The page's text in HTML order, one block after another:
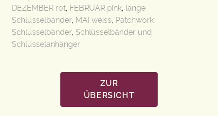
DEZEMBER rot, FEBRUAR pink, lange
Schlüsselbänder, MAI weiss, Patchwork
Schlüsselbänder, Schlüsselbänder und
Schlüsselanhänger
ZUR
ÜBERSICHT